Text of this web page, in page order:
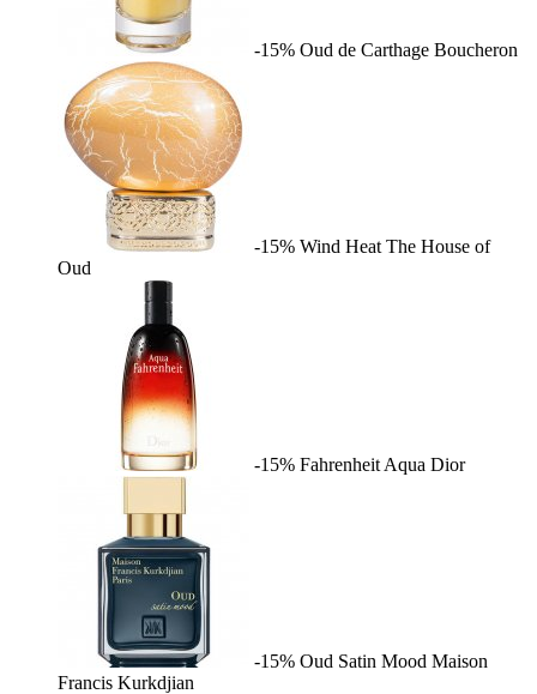
-15% Oud de Carthage Boucheron
-15% Wind Heat The House of
Oud
-15% Fahrenheit Aqua Dior
-15% Oud Satin Mood Maison
Francis Kurkdjian